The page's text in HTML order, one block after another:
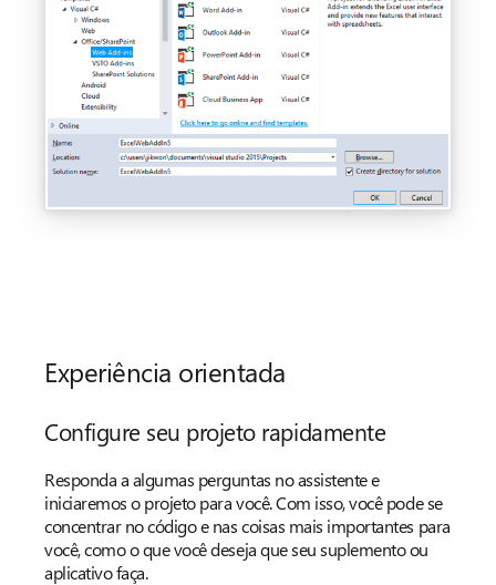
Experiência orientada
Configure seu projeto rapidamente
Responda a algumas perguntas no assistente e
iniciaremos o projeto para você. Com isso, você pode se
concentrar no código e nas coisas mais importantes para
você, como o que você deseja que seu suplemento ou
aplicativo faça.